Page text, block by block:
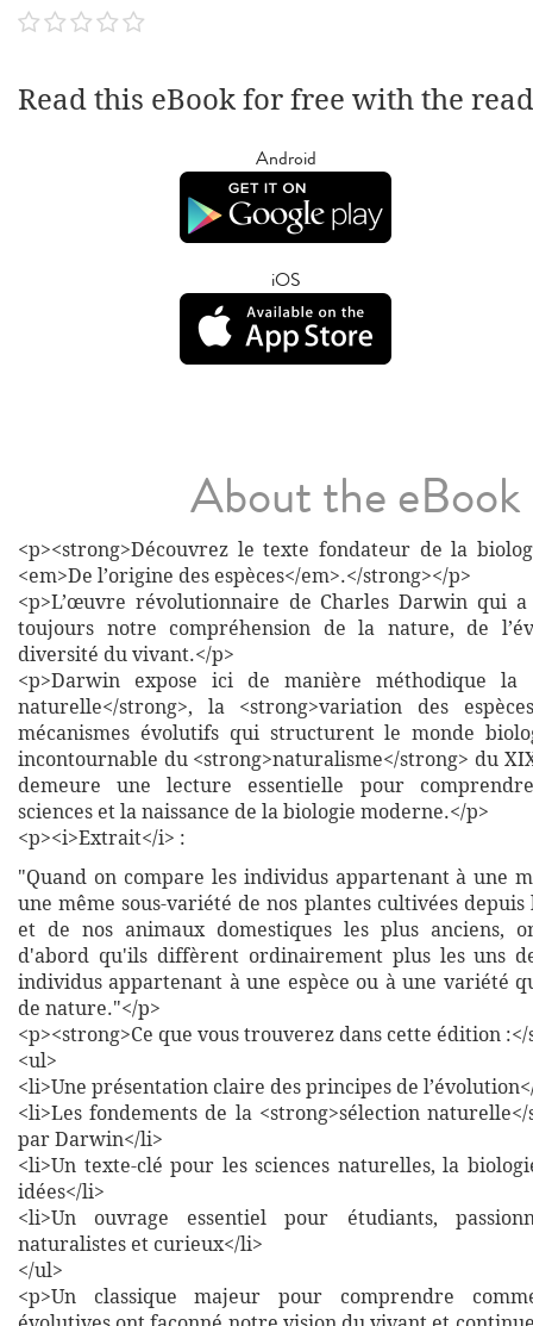
Read this eBook for free with the
Android
iOS
About the eBook
<p><strong>Découvrez le texte fondateur de la
<em>De l’origine des espèces</em>.</strong></p>
<p>L’œuvre révolutionnaire de Charles Darwin qui
toujours notre compréhension de la nature, de
diversité du vivant.</p>
<p>Darwin expose ici de manière méthodique la
naturelle</strong>, la <strong>variation des
mécanismes évolutifs qui structurent le monde
incontournable du <strong>naturalisme</strong> du
demeure une lecture essentielle pour
sciences et la naissance de la biologie moderne.</p>
<p><i>Extrait</i> :
"Quand on compare les individus appartenant à une
une même sous-variété de nos plantes cultivées
et de nos animaux domestiques les plus anciens,
d'abord qu'ils diffèrent ordinairement plus les uns
individus appartenant à une espèce ou à une variété
de nature."</p>
<p><strong>Ce que vous trouverez dans cette édition
<ul>
<li>Une présentation claire des principes de
<li>Les fondements de la <strong>sélection
par Darwin</li>
<li>Un texte-clé pour les sciences naturelles, la
idées</li>
<li>Un ouvrage essentiel pour étudiants,
naturalistes et curieux</li>
</ul>
<p>Un classique majeur pour comprendre